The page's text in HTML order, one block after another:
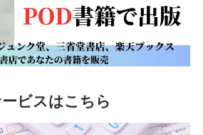
ビスはこちら